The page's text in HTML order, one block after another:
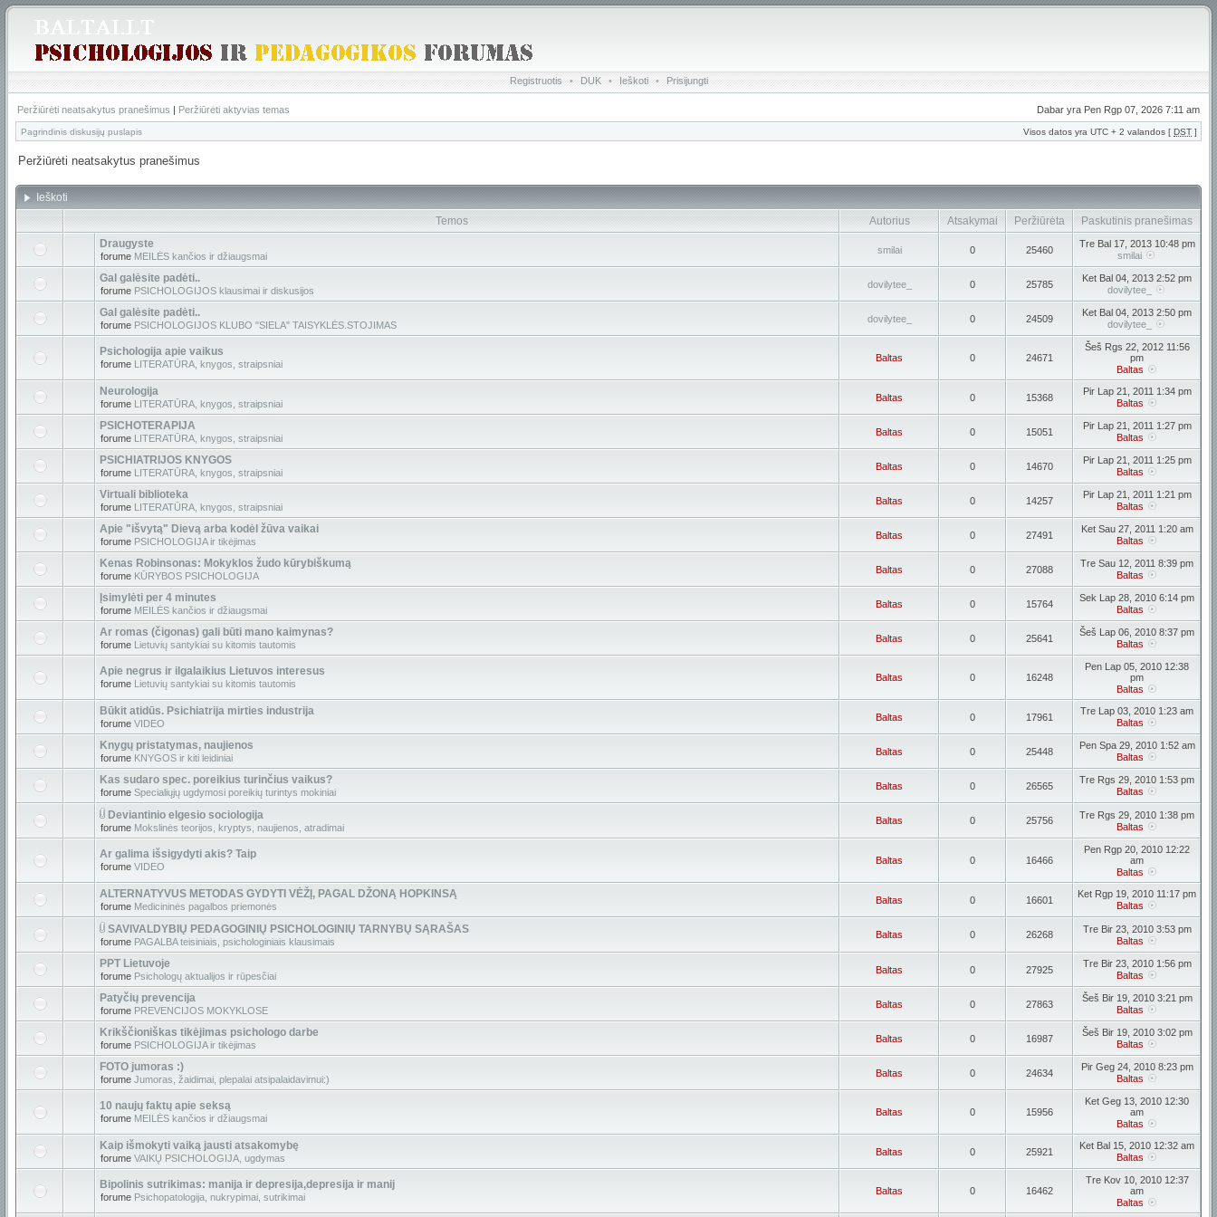
Registruotis • DUK • Ieškoti • Prisijungti
Peržiūrėti neatsakytus pranešimus | Peržiūrėti aktyvias temas Dabar yra Pen Rgp 07, 2026 7:11 am
Pagrindinis diskusijų puslapis Visos datos yra UTC + 2 valandos [ DST ]
Peržiūrėti neatsakytus pranešimus
Ieškoti
Temos
Autorius Atsakymai Peržiūrėta
Paskutinis pranešimas
Draugyste
forume MEILĖS kančios ir džiaugsmai
smilai 0 25460
Tre Bal 17, 2013 10:48 pm
smilai
Gal galėsite padėti..
forume PSICHOLOGIJOS klausimai ir diskusijos
dovilytee_ 0 25785
Ket Bal 04, 2013 2:52 pm
dovilytee_
Gal galėsite padėti..
forume PSICHOLOGIJOS KLUBO "SIELA" TAISYKLĖS.STOJIMAS
dovilytee_ 0 24509
Ket Bal 04, 2013 2:50 pm
dovilytee_
Psichologija apie vaikus
forume LITERATŪRA, knygos, straipsniai
Baltas 0 24671
Šeš Rgs 22, 2012 11:56
pm
Baltas
Neurologija
forume LITERATŪRA, knygos, straipsniai
Baltas 0 15368
Pir Lap 21, 2011 1:34 pm
Baltas
PSICHOTERAPIJA
forume LITERATŪRA, knygos, straipsniai
Baltas 0 15051
Pir Lap 21, 2011 1:27 pm
Baltas
PSICHIATRIJOS KNYGOS
forume LITERATŪRA, knygos, straipsniai
Baltas 0 14670
Pir Lap 21, 2011 1:25 pm
Baltas
Virtuali biblioteka
forume LITERATŪRA, knygos, straipsniai
Baltas 0 14257
Pir Lap 21, 2011 1:21 pm
Baltas
Apie "išvytą" Dievą arba kodėl žūva vaikai
forume PSICHOLOGIJA ir tikėjimas
Baltas 0 27491
Ket Sau 27, 2011 1:20 am
Baltas
Kenas Robinsonas: Mokyklos žudo kūrybiškumą
forume KŪRYBOS PSICHOLOGIJA
Baltas 0 27088
Tre Sau 12, 2011 8:39 pm
Baltas
Įsimylėti per 4 minutes
forume MEILĖS kančios ir džiaugsmai
Baltas 0 15764
Sek Lap 28, 2010 6:14 pm
Baltas
Ar romas (čigonas) gali būti mano kaimynas?
forume Lietuvių santykiai su kitomis tautomis
Baltas 0 25641
Šeš Lap 06, 2010 8:37 pm
Baltas
Apie negrus ir ilgalaikius Lietuvos interesus
forume Lietuvių santykiai su kitomis tautomis
Baltas 0 16248
Pen Lap 05, 2010 12:38
pm
Baltas
Būkit atidūs. Psichiatrija mirties industrija
forume VIDEO
Baltas 0 17961
Tre Lap 03, 2010 1:23 am
Baltas
Knygų pristatymas, naujienos
forume KNYGOS ir kiti leidiniai
Baltas 0 25448
Pen Spa 29, 2010 1:52 am
Baltas
Kas sudaro spec. poreikius turinčius vaikus?
forume Specialiųjų ugdymosi poreikių turintys mokiniai
Baltas 0 26565
Tre Rgs 29, 2010 1:53 pm
Baltas
Deviantinio elgesio sociologija
forume Mokslinės teorijos, kryptys, naujienos, atradimai
Baltas 0 25756
Tre Rgs 29, 2010 1:38 pm
Baltas
Ar galima išsigydyti akis? Taip
forume VIDEO
Baltas 0 16466
Pen Rgp 20, 2010 12:22
am
Baltas
ALTERNATYVUS METODAS GYDYTI VĖŽĮ, PAGAL DŽONĄ HOPKINSĄ
forume Medicininės pagalbos priemonės
Baltas 0 16601
Ket Rgp 19, 2010 11:17 pm
Baltas
SAVIVALDYBIŲ PEDAGOGINIŲ PSICHOLOGINIŲ TARNYBŲ SĄRAŠAS
forume PAGALBA teisiniais, psichologiniais klausimais
Baltas 0 26268
Tre Bir 23, 2010 3:53 pm
Baltas
PPT Lietuvoje
forume Psichologų aktualijos ir rūpesčiai
Baltas 0 27925
Tre Bir 23, 2010 1:56 pm
Baltas
Patyčių prevencija
forume PREVENCIJOS MOKYKLOSE
Baltas 0 27863
Šeš Bir 19, 2010 3:21 pm
Baltas
Krikščioniškas tikėjimas psichologo darbe
forume PSICHOLOGIJA ir tikėjimas
Baltas 0 16987
Šeš Bir 19, 2010 3:02 pm
Baltas
FOTO jumoras :)
forume Jumoras, žaidimai, plepalai atsipalaidavimui:)
Baltas 0 24634
Pir Geg 24, 2010 8:23 pm
Baltas
10 naujų faktų apie seksą
forume MEILĖS kančios ir džiaugsmai
Baltas 0 15956
Ket Geg 13, 2010 12:30
am
Baltas
Kaip išmokyti vaiką jausti atsakomybę
forume VAIKŲ PSICHOLOGIJA, ugdymas
Baltas 0 25921
Ket Bal 15, 2010 12:32 am
Baltas
Bipolinis sutrikimas: manija ir depresija,depresija ir manij
forume Psichopatologija, nukrypimai, sutrikimai
Baltas 0 16462
Tre Kov 10, 2010 12:37
am
Baltas